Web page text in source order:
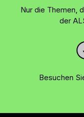
Nur die Themen,
der
Besuchen